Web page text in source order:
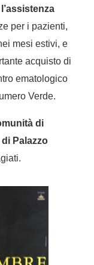
per i pazienti,
mesi estivi, e
acquisto di
ematologico
Verde.
di
Palazzo